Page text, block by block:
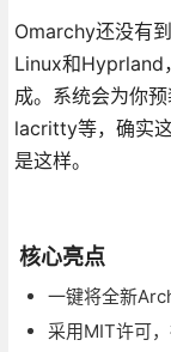
Omarchy还没有
Linux和Hyprland
成。系统会为你
lacritty等，确实
是这样。
核心亮点
一键将全新
采用MIT许可